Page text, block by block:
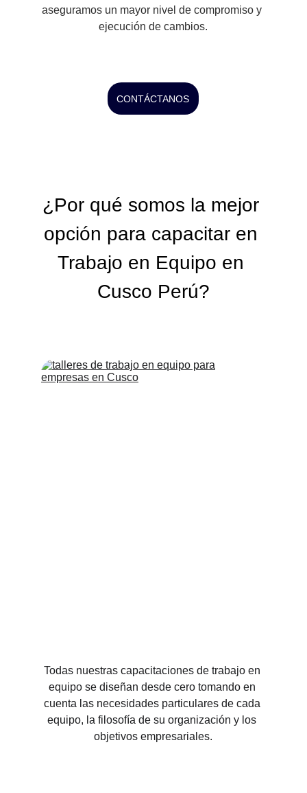
aseguramos un mayor nivel de compromiso y
ejecución de cambios.
CONTÁCTANOS
¿Por qué somos la mejor
opción para capacitar en
Trabajo en Equipo en
Cusco Perú?
Todas nuestras capacitaciones de trabajo en
equipo se diseñan desde cero tomando en
cuenta las necesidades particulares de cada
equipo, la filosofía de su organización y los
objetivos empresariales.